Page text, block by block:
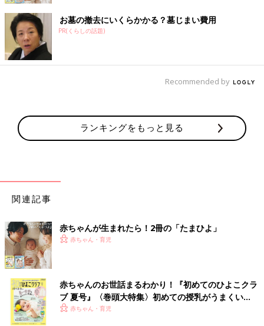
お墓の撤去にいくらかかる？墓じまい費用
PR(くらしの話題)
Recommended by
ランキングをもっと見る
関連記事
赤ちゃんが生まれたら！2冊の「たまひよ」
赤ちゃん・育児
赤ちゃんのお世話まるわかり！『初めてのひよこクラ
ブ 夏号』〈巻頭大特集〉初めての授乳がうまくい
く！ おっぱい・ミルクの基本と夏のトラブル 解決テ
赤ちゃん・育児